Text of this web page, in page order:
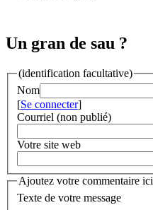
Un gran de sau ?
(identification facultative)
Nom
[Se connecter]
Courriel (non publié)
Votre site web
Ajoutez votre commentaire ici
Texte de votre message